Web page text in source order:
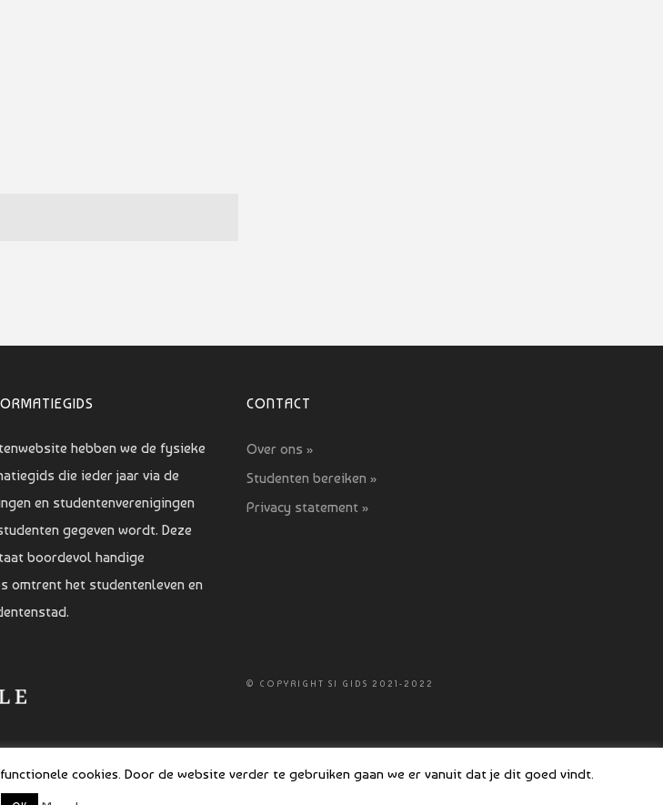
hebben we de fysieke
die ieder jaar via de
en studentenverenigingen
gegeven wordt. Deze
boordevol handige
omtrent het studentenleven en
CONTACT
Over ons »
Studenten bereiken »
Privacy statement »
© COPYRIGHT SI GIDS 2021-2022
cookies. Door de website verder te gebruiken gaan we er vanuit dat je dit goed vindt.